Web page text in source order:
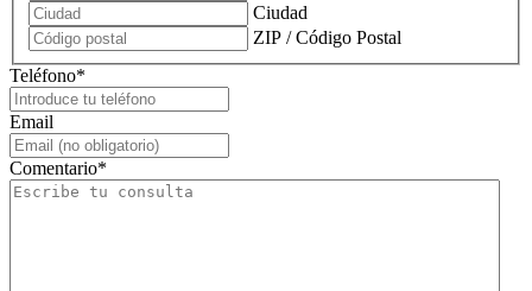
Ciudad
ZIP / Código Postal
Teléfono*
Email
Comentario*